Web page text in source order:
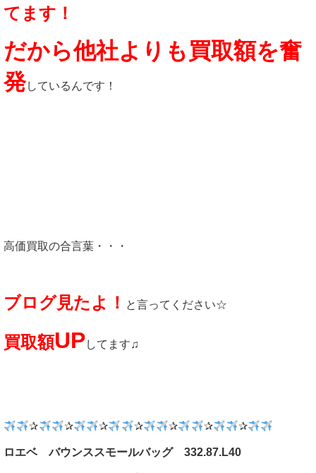
てます！
だから他社よりも買取額を奮
発しているんです！
高価買取の合言葉・・・
ブログ見たよ！ と言ってください☆
買取額UPしてます♫
✰ ✰ ✰ ✰ ✰ ✰ ✰
ロエベ バウンススモールバッグ 332.87.L40